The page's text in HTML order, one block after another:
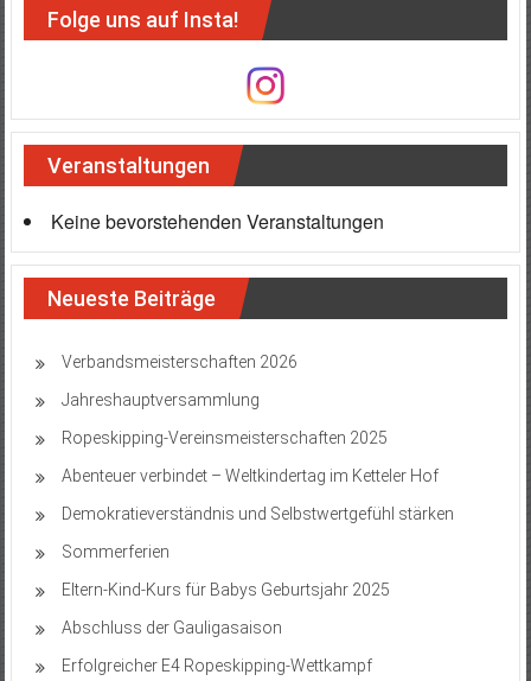
Folge uns auf Insta!
Veranstaltungen
Keine bevorstehenden Veranstaltungen
Neueste Beiträge
Verbandsmeisterschaften 2026
Jahreshauptversammlung
Ropeskipping-Vereinsmeisterschaften 2025
Abenteuer verbindet – Weltkindertag im Ketteler Hof
Demokratieverständnis und Selbstwertgefühl stärken
Sommerferien
Eltern-Kind-Kurs für Babys Geburtsjahr 2025
Abschluss der Gauligasaison
Erfolgreicher E4 Ropeskipping-Wettkampf